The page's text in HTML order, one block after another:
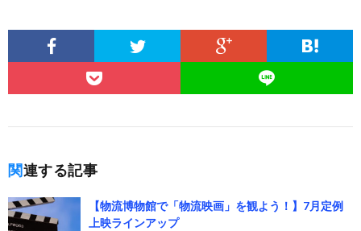
関連する記事
【物流博物館で「物流映画」を観よう！】7月定例
上映ラインアップ